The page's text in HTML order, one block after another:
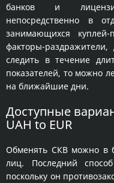
банков и
непосредственно в
занимающихся
факторы-
следить в течение
показателей, то можно
на ближайшие дни.
Доступные
UAH to EUR
Обменять СКВ можно в
лиц. Последний
поскольку он